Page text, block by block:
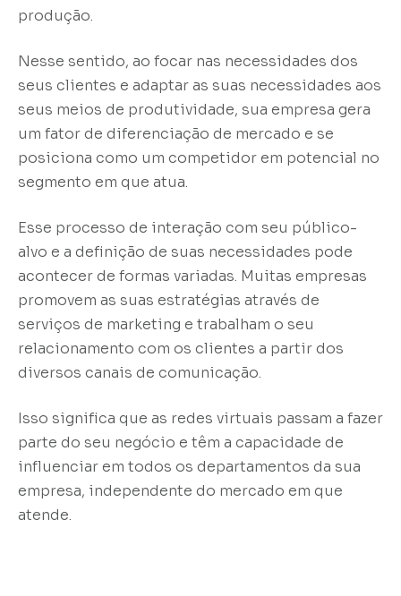
produção.
Nesse sentido, ao focar nas necessidades dos
seus clientes e adaptar as suas necessidades aos
seus meios de produtividade, sua empresa gera
um fator de diferenciação de mercado e se
posiciona como um competidor em potencial no
segmento em que atua.
Esse processo de interação com seu público-
alvo e a definição de suas necessidades pode
acontecer de formas variadas. Muitas empresas
promovem as suas estratégias através de
serviços de marketing e trabalham o seu
relacionamento com os clientes a partir dos
diversos canais de comunicação.
Isso significa que as redes virtuais passam a fazer
parte do seu negócio e têm a capacidade de
influenciar em todos os departamentos da sua
empresa, independente do mercado em que
atende.